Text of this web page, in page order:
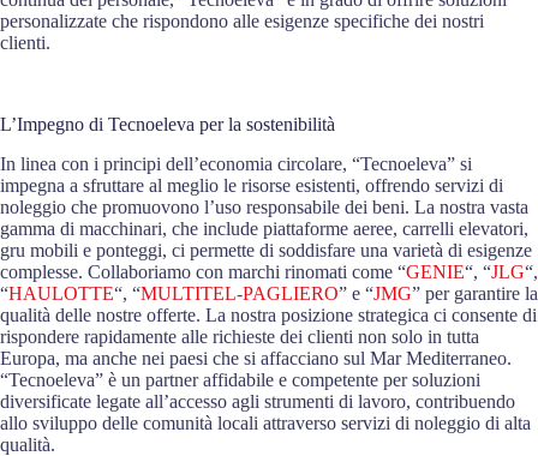
personalizzate che rispondono alle esigenze specifiche dei nostri
clienti.
L’Impegno di Tecnoeleva per la sostenibilità
In linea con i principi dell’economia circolare, “Tecnoeleva” si
impegna a sfruttare al meglio le risorse esistenti, offrendo servizi di
noleggio che promuovono l’uso responsabile dei beni. La nostra vasta
gamma di macchinari, che include piattaforme aeree, carrelli elevatori,
gru mobili e ponteggi, ci permette di soddisfare una varietà di esigenze
complesse. Collaboriamo con marchi rinomati come “GENIE“, “JLG“,
“HAULOTTE“, “MULTITEL-PAGLIERO” e “JMG” per garantire la
qualità delle nostre offerte. La nostra posizione strategica ci consente di
rispondere rapidamente alle richieste dei clienti non solo in tutta
Europa, ma anche nei paesi che si affacciano sul Mar Mediterraneo.
“Tecnoeleva” è un partner affidabile e competente per soluzioni
diversificate legate all’accesso agli strumenti di lavoro, contribuendo
allo sviluppo delle comunità locali attraverso servizi di noleggio di alta
qualità.